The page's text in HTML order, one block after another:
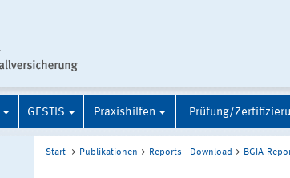
GESTIS Praxishilfen Prüfung/
Start Publikationen Reports - Download BGIA-